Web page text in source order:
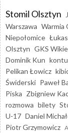
Stomil Olsztyn
Warszawa Warmia
Niepołomice
Olsztyn GKS
Dominik Kun
Pelikan Łowicz
Świderski Paweł
Piska Zbigniew
rozmowa bilety
U-17 Daniel
Piotr Grzymowicz